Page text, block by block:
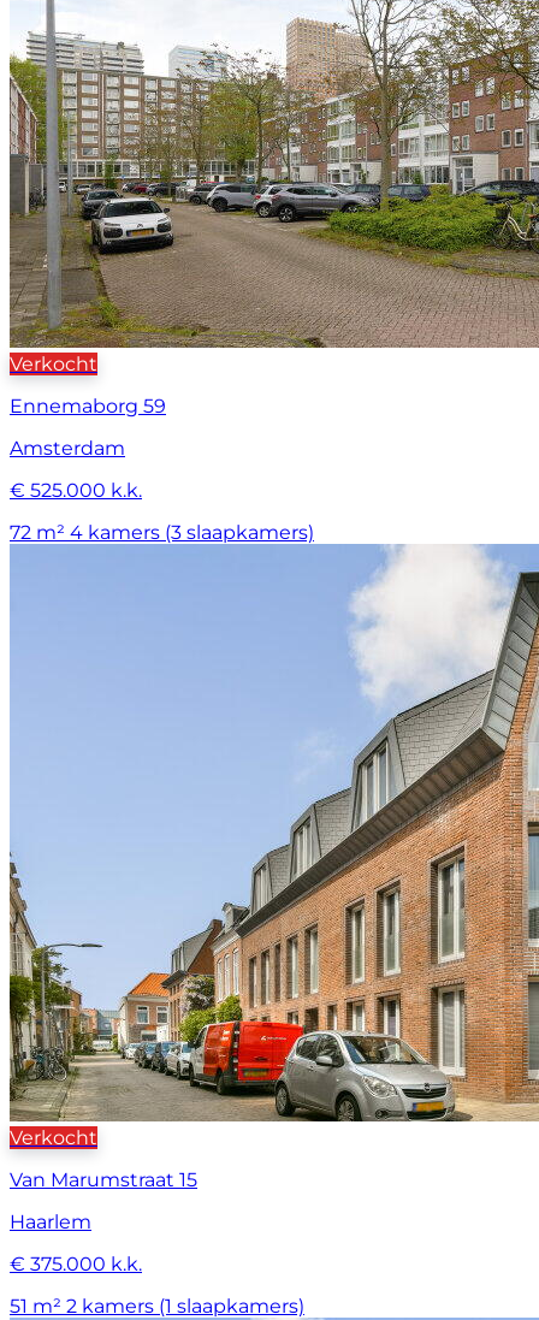
Verkocht
Ennemaborg 59
Amsterdam
€ 525.000 k.k.
72 m² 4 kamers (3 slaapkamers)
Verkocht
Van Marumstraat 15
Haarlem
€ 375.000 k.k.
51 m² 2 kamers (1 slaapkamers)